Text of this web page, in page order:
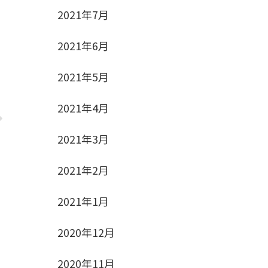
2021年7月
2021年6月
2021年5月
2021年4月
2021年3月
2021年2月
2021年1月
2020年12月
2020年11月